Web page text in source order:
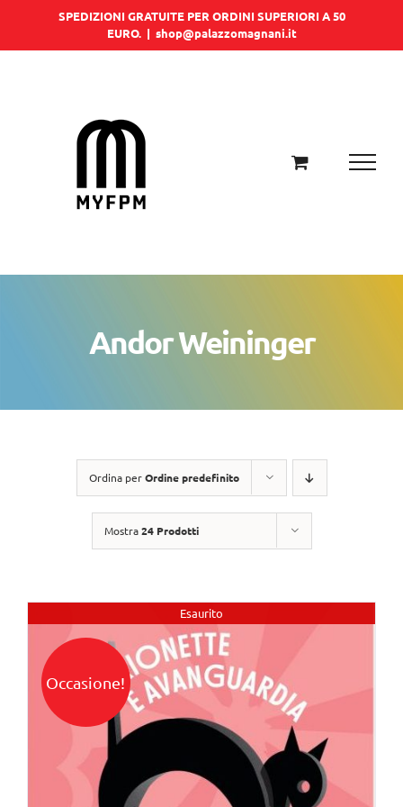
SPEDIZIONI GRATUITE PER ORDINI SUPERIORI A 50
EURO. | shop@palazzomagnani.it
Andor Weininger
Ordina perOrdine predefinito
Mostra24 Prodotti
Esaurito
Occasione!